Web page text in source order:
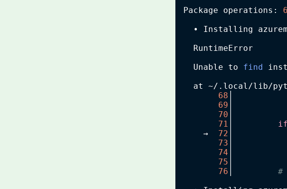
Package operations:
• Installing
  RuntimeError
  Unable to
find
at ~/.local/lib/
68
69 │
70
71
if
    →
72 │
73
74
75
76
#